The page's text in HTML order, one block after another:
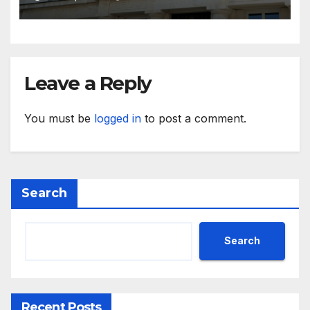
Leave a Reply
You must be logged in to post a comment.
Search
Search